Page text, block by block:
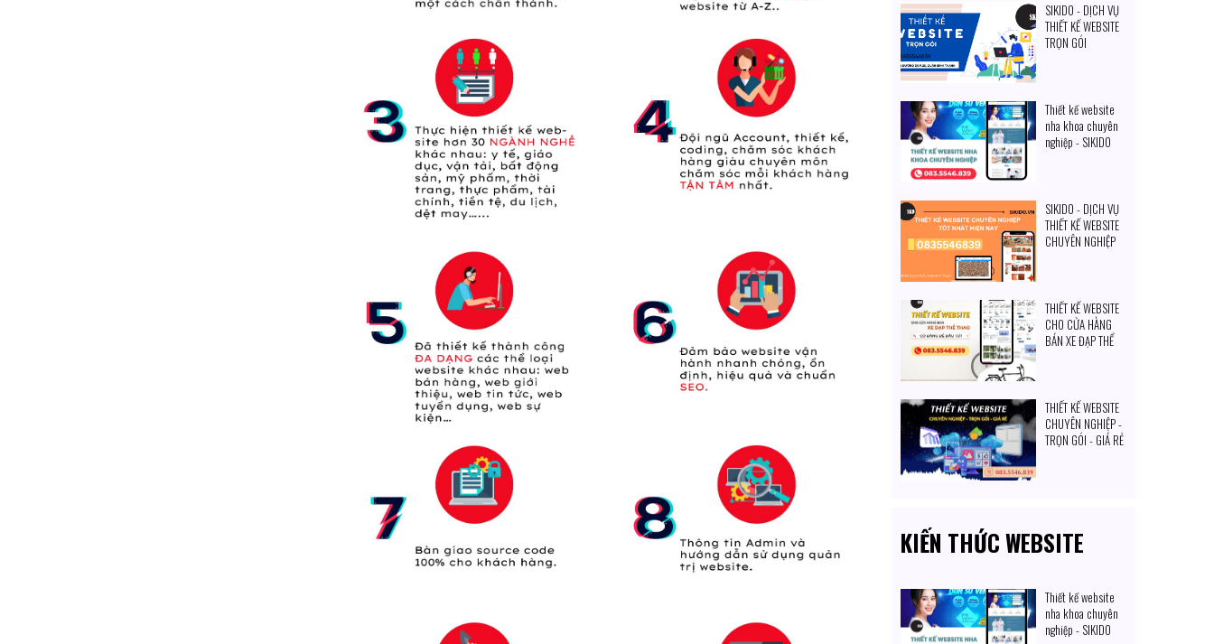
SIKIDO - DỊCH VỤ
THIẾT KẾ WEBSITE
TRỌN GÓI
Thiết kế website
nha khoa chuyên
nghiệp - SIKIDO
SIKIDO - DỊCH VỤ
THIẾT KẾ WEBSITE
CHUYÊN NGHIỆP
THIẾT KẾ WEBSITE
CHO CỬA HÀNG
BÁN XE ĐẠP THỂ
THIẾT KẾ WEBSITE
CHUYÊN NGHIỆP -
TRỌN GÓI - GIÁ RẺ
KIẾN THỨC WEBSITE
Thiết kế website
nha khoa chuyên
nghiệp - SIKIDO